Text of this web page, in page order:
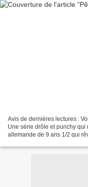
Avis de dernières lectures :
Une série drôle et punchy
allemande de 9 ans 1/2 qui